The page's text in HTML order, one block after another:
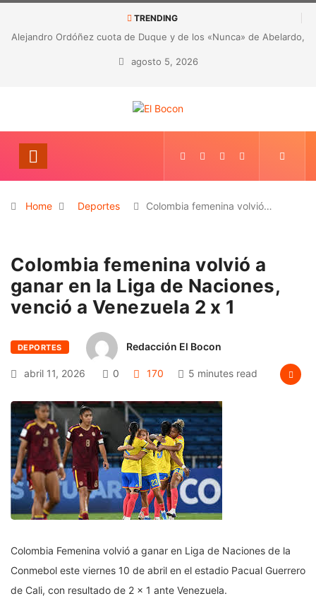
TRENDING
Abelardo,
CORRUPCIÓN EN LA SALUD DE ANTIOQUIA: Detectaron
hallazgos por presunta malversación de recursos
agosto 5, 2026
Home Deportes Colombia femenina volvió…
Colombia femenina volvió a
ganar en la Liga de Naciones,
venció a Venezuela 2 x 1
DEPORTES Redacción El Bocon
abril 11, 2026 0 170 5 minutes read
Colombia Femenina volvió a ganar en Liga de Naciones de la
Conmebol este viernes 10 de abril en el estadio Pacual Guerrero
de Cali, con resultado de 2 x 1 ante Venezuela.